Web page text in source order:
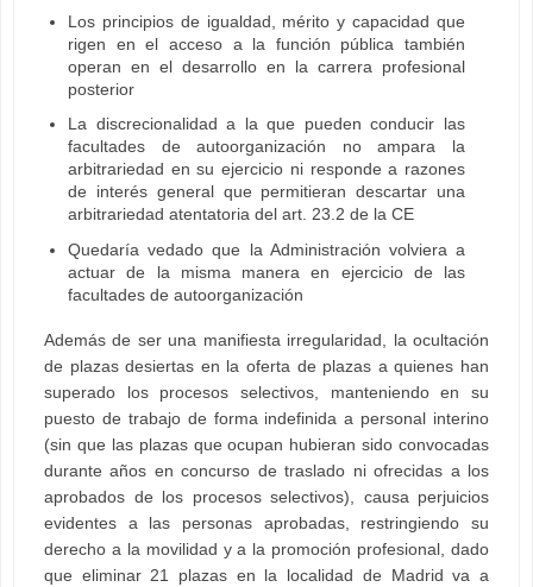
Los principios de igualdad, mérito y capacidad que
rigen en el acceso a la función pública también
operan en el desarrollo en la carrera profesional
posterior
La discrecionalidad a la que pueden conducir las
facultades de autoorganización no ampara la
arbitrariedad en su ejercicio ni responde a razones
de interés general que permitieran descartar una
arbitrariedad atentatoria del art. 23.2 de la CE
Quedaría vedado que la Administración volviera a
actuar de la misma manera en ejercicio de las
facultades de autoorganización
Además de ser una manifiesta irregularidad, la ocultación
de plazas desiertas en la oferta de plazas a quienes han
superado los procesos selectivos, manteniendo en su
puesto de trabajo de forma indefinida a personal interino
(sin que las plazas que ocupan hubieran sido convocadas
durante años en concurso de traslado ni ofrecidas a los
aprobados de los procesos selectivos), causa perjuicios
evidentes a las personas aprobadas, restringiendo su
derecho a la movilidad y a la promoción profesional, dado
que eliminar 21 plazas en la localidad de Madrid va a